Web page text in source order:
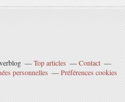
Top articles
Contact
personnelles Préférences cookies